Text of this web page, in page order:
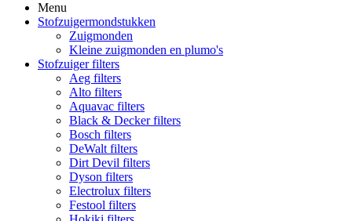
Menu
Stofzuigermondstukken
Zuigmonden
Kleine zuigmonden en plumo's
Stofzuiger filters
Aeg filters
Alto filters​
Aquavac filters
Black & Decker filters
Bosch filters
DeWalt filters
Dirt Devil filters
Dyson filters
Electrolux filters
Festool filters